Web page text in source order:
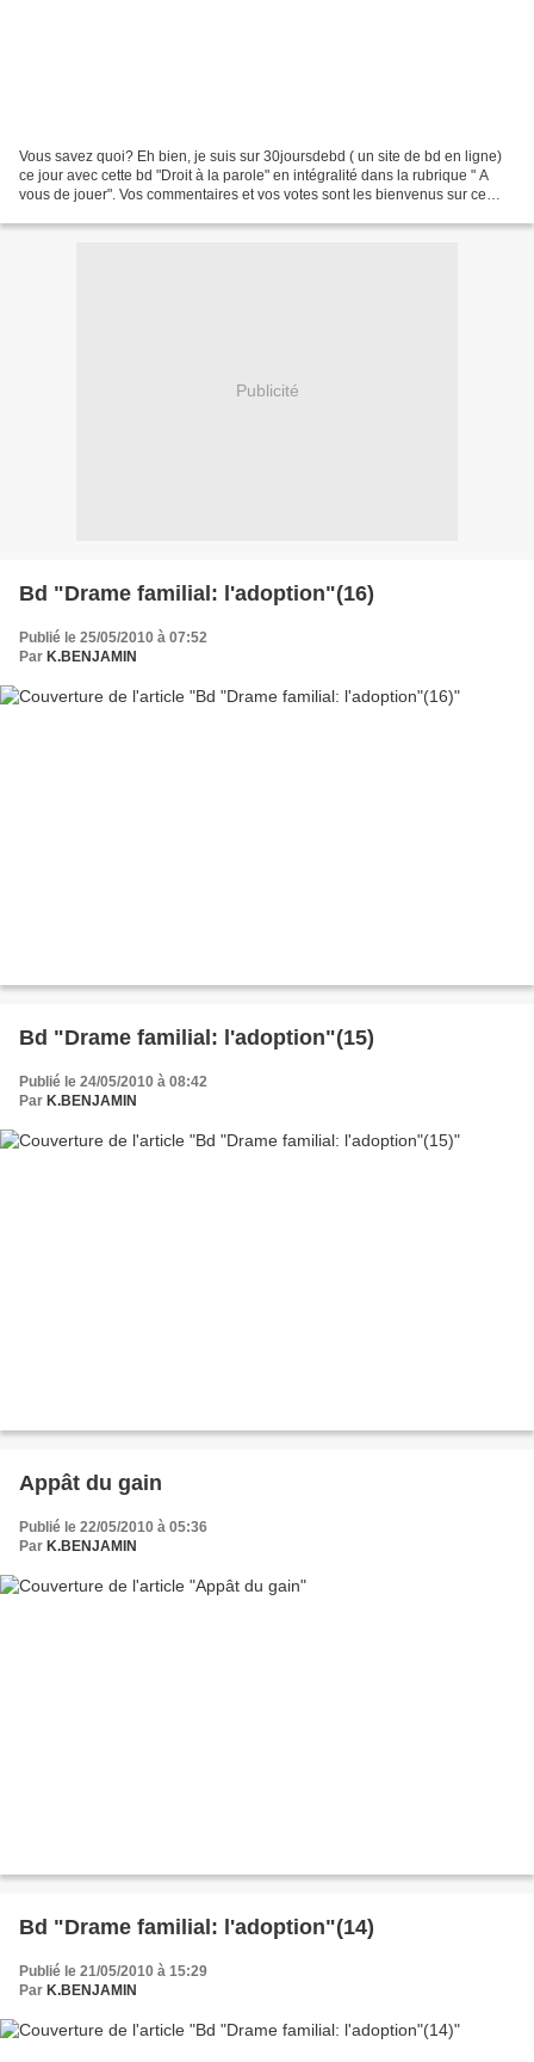
Vous savez quoi? Eh bien, je suis sur 30joursdebd ( un site de bd en ligne)
ce jour avec cette bd "Droit à la parole" en intégralité dans la rubrique " A
vous de jouer". Vos commentaires et vos votes sont les bienvenus sur ce
Publicité
Bd "Drame familial: l'adoption"(16)
Publié le 25/05/2010 à 07:52
Par K.BENJAMIN
Bd "Drame familial: l'adoption"(15)
Publié le 24/05/2010 à 08:42
Par K.BENJAMIN
Appât du gain
Publié le 22/05/2010 à 05:36
Par K.BENJAMIN
Bd "Drame familial: l'adoption"(14)
Publié le 21/05/2010 à 15:29
Par K.BENJAMIN